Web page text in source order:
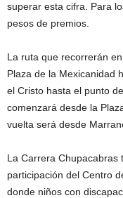
superar esta cifra. Para
pesos de premios.
La ruta que recorrerán
Plaza de la Mexicanidad
el Cristo hasta el punto
comenzará desde la
vuelta será desde
La Carrera Chupacabras
participación del Centro
donde niños con